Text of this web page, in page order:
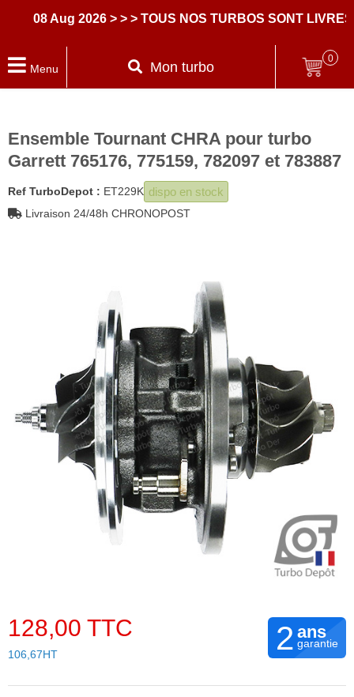
08 Aug 2026 > > > TOUS NOS TURBOS SONT LIVRES
Menu Mon turbo
0
Ensemble Tournant CHRA pour turbo
Garrett 765176, 775159, 782097 et 783887
Ref TurboDepot : ET229K dispo en stock
Livraison 24/48h CHRONOPOST
128,00 TTC
106,67HT 2 ans
garantie